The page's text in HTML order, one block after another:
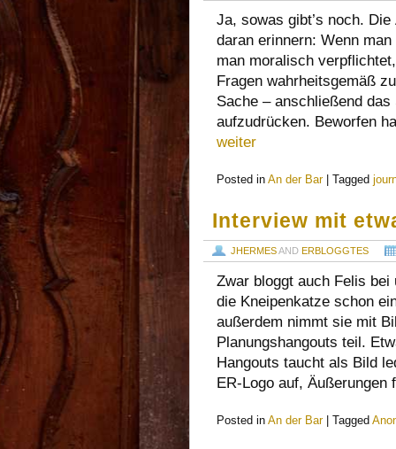
Ja, sowas gibt’s noch.
daran erinnern: Wenn
man moralisch
Fragen wahrheitsgemäß
Sache – anschließend
aufzudrücken. Beworfen
weiter
Posted in An der Bar Tagged
Interview mit
JHERMESANDERBLOGGTES
Zwar bloggt auch Felis
die Kneipenkatze schon
außerdem nimmt sie mit
Planungshangouts teil.
Hangouts taucht als Bild
ER-Logo auf,
Posted in An der Bar Tagged